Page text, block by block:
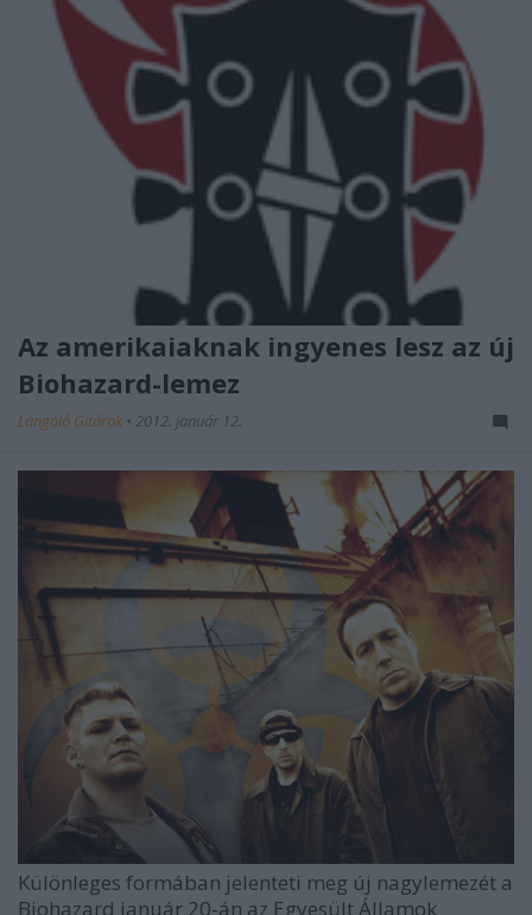
Az amerikaiaknak ingyenes lesz az új
Biohazard-lemez
Lángoló Gitárok • 2012. január 12.
Különleges formában jelenteti meg új nagylemezét a
Biohazard január 20-án az Egyesült Államok